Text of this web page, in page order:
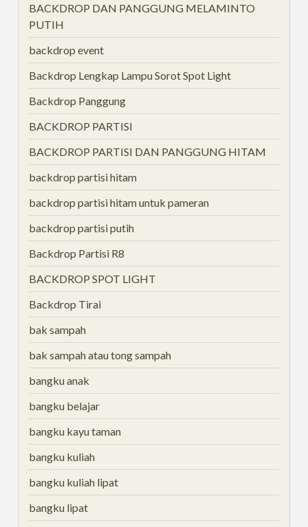
BACKDROP DAN PANGGUNG MELAMINTO
PUTIH
backdrop event
Backdrop Lengkap Lampu Sorot Spot Light
Backdrop Panggung
BACKDROP PARTISI
BACKDROP PARTISI DAN PANGGUNG HITAM
backdrop partisi hitam
backdrop partisi hitam untuk pameran
backdrop partisi putih
Backdrop Partisi R8
BACKDROP SPOT LIGHT
Backdrop Tirai
bak sampah
bak sampah atau tong sampah
bangku anak
bangku belajar
bangku kayu taman
bangku kuliah
bangku kuliah lipat
bangku lipat